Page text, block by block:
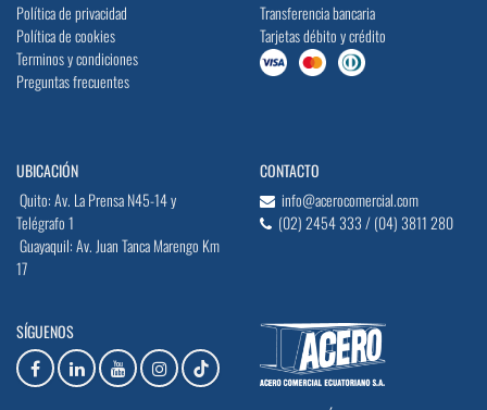
Política de privacidad
Política de cookies
Terminos y condiciones
Preguntas frecuentes
Transferencia bancaria
Tarjetas débito y crédito
UBICACIÓN
Quito: Av. La Prensa N45-14 y
Telégrafo 1
Guayaquil: Av. Juan Tanca Marengo Km
17
CONTACTO
info@acerocomercial.com
(02) 2454 333 / (04) 3811 280
SÍGUENOS